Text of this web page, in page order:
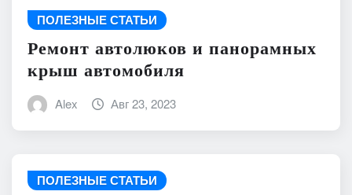
ПОЛЕЗНЫЕ СТАТЬИ
Ремонт автолюков и панорамных
крыш автомобиля
Alex Авг 23, 2023
ПОЛЕЗНЫЕ СТАТЬИ